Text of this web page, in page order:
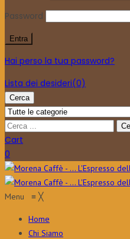
Password
Hai perso la tua password?
Lista dei desideri(0)
Cerca
Cart
0
Menu ≡ ╳
Home
Chi Siamo